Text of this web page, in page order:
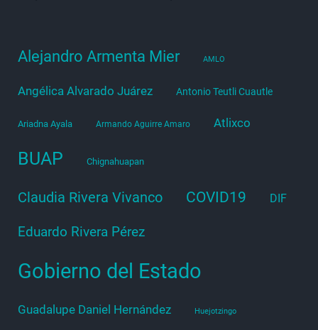
Alejandro Armenta Mier AMLO
Angélica Alvarado Juárez Antonio Teutli Cuautle
Ariadna Ayala Armando Aguirre Amaro Atlixco
BUAP Chignahuapan
Claudia Rivera Vivanco COVID19 DIF
Eduardo Rivera Pérez
Gobierno del Estado
Guadalupe Daniel Hernández Huejotzingo